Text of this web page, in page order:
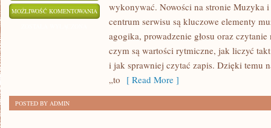
MOŻLIWOŚĆ KOMENTOWANIA RECENZJE
REKOMENDACJE
wykonywać. Nowości na stronie Muzyka
centrum serwisu są kluczowe elementy
agogika, prowadzenie głosu oraz
czym są wartości rytmiczne, jak liczyć
i jak sprawniej czytać zapis. Dzięki temu
„to [ Read More ]
POSTED BY ADMIN